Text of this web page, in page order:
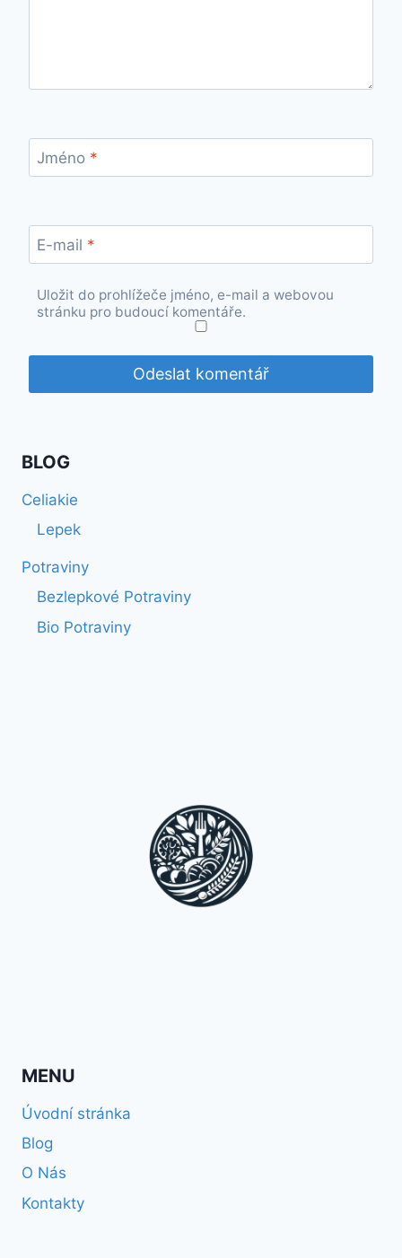
Jméno *
E-mail *
Uložit do prohlížeče jméno, e-mail a webovou
stránku pro budoucí komentáře.
BLOG
Celiakie
Lepek
Potraviny
Bezlepkové Potraviny
Bio Potraviny
MENU
Úvodní stránka
Blog
O Nás
Kontakty